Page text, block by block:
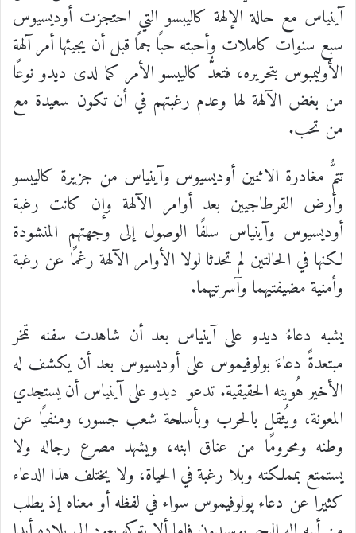
آينياس مع حالة الإلهة كاليبسو التي احتجزت أوديسيوس
سبع سنوات كاملات وأحبته حبًا جمًا قبل أن يجيئها أمر آلهة
الأوليمبوس بتحريره، فتعدُّ كاليبسو الأمر كما لدى ديدو نوعًا
من بغض الآلهة لها وعدم رغبتهم في أن تكون سعيدة مع
من تحب.
تتمُّ مغادرة الاثنين أوديسيوس وآينياس من جزيرة كاليبسو
وأرض القرطاجيين بعد أوامر الآلهة وإن كانت رغبة
أوديسيوس وآينياس سلفًا الوصول إلى وجهتهم المنشودة
لكنها في الحالتين لم تحدثا لولا الأوامر الآلهة رغمًا عن رغبة
وأمنية مضيفتيهما وآسرتيهما.
يشبه دعاءُ ديدو على آينياس بعد أن شاهدت سفنه تمخر
مبتعدةً دعاءَ بولوفيموس على أوديسيوس بعد أن يكشف له
الأخير هُويته الحقيقية. تدعو ديدو على آينياس أن يستجدي
المعونة، ويُثقل بالحرب وبأسلحة شعب جسور، ومنفيًا عن
وطنه ومحرومًا من عناق ابنه، ويشهد مصرع رجاله ولا
يستمتع بمملكته وبلا رغبة في الحياة، ولا يختلف هذا الدعاء
كثيرا عن دعاء پولوفيموس سواء في لفظه أو معناه إذ يطلب